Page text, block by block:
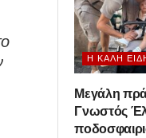
Η ΚΑΛΉ
Μεγάλη
Γνωστός